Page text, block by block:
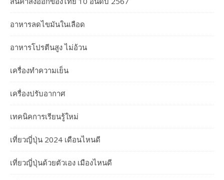
อาหารลดไขมันในเลือด
อาหารโปรตีนสูง ไม่อ้วน
เครื่องทำความเย็น
เครื่องปรับอากาศ
เทคนิคการเรียนรู้ใหม่
เที่ยวญี่ปุ่น 2024 เดือนไหนดี
เที่ยวญี่ปุ่นด้วยตัวเอง เมืองไหนดี